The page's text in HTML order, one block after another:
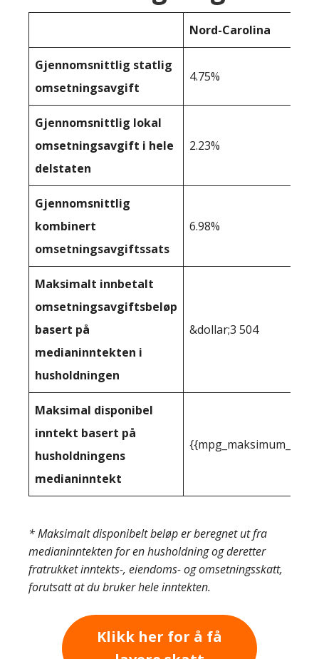
Nord-Carolina
Gjennomsnittlig statlig
omsetningsavgift
4.75%
Gjennomsnittlig lokal
omsetningsavgift i hele
delstaten
2.23%
Gjennomsnittlig
kombinert
omsetningsavgiftssats
6.98%
Maksimalt innbetalt
omsetningsavgiftsbeløp
basert på
medianinntekten i
husholdningen
&dollar;3 504
Maksimal disponibel
inntekt basert på
husholdningens
medianinntekt
* Maksimalt disponibelt beløp er beregnet ut fra
medianinntekten for en husholdning og deretter
fratrukket inntekts-, eiendoms- og omsetningsskatt,
forutsatt at du bruker hele inntekten.
Klikk her for å få